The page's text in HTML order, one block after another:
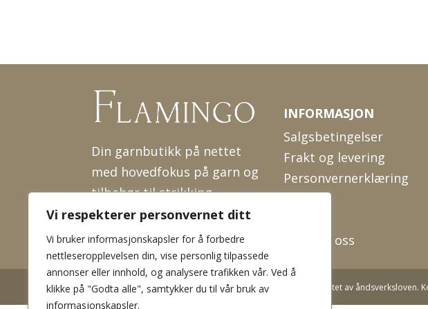
Vi respekterer personvernet ditt
Vi bruker informasjonskapsler for å forbedre
nettleseropplevelsen din, vise personlig tilpassede
annonser eller innhold, og analysere trafikken vår. Ved å
klikke på "Godta alle", samtykker du til vår bruk av
informasjonskapsler.
Din garnbutikk på nettet
med hovedfokus på garn og
tilbehør til strikking.
INFORMASJON
Salgsbetingelser
Frakt og levering
Personvernerklæring
Kontakt oss
2026 © Flamingo garn og hobby. Innholdet er beskyttet av åndsverksloven.